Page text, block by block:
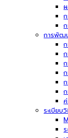
การพัฒ
ระเบียบ